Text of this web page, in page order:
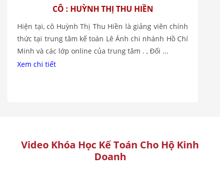
CÔ : HUỲNH THỊ THU HIỀN
Hiện tại, cô Huỳnh Thị Thu Hiền là giảng viên chính
thức tại trung tâm kế toán Lê Ánh chi nhánh Hồ Chí
Minh và các lớp online của trung tâm . , Đối ...
Xem chi tiết
Video Khóa Học Kế Toán Cho Hộ Kinh
Doanh